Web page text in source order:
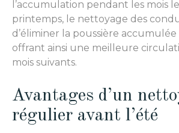
l’accumulation pendant les mois
printemps, le nettoyage des
d’éliminer la poussière
offrant ainsi une meilleure
mois suivants.
Avantages d’un
régulier avant l’été